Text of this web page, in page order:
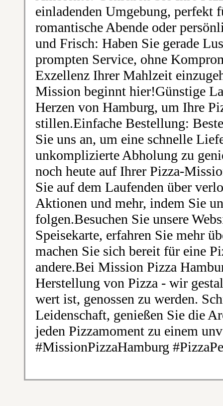
einladenden Umgebung, perfekt
romantische Abende oder
und Frisch: Haben Sie gerade
prompten Service, ohne
Exzellenz Ihrer Mahlzeit
Mission beginnt hier!Günstige
Herzen von Hamburg, um Ihre
stillen.Einfache Bestellung:
Sie uns an, um eine schnelle
unkomplizierte Abholung zu
noch heute auf Ihrer Pizza-
Sie auf dem Laufenden über
Aktionen und mehr, indem Sie
folgen.Besuchen Sie unsere
Speisekarte, erfahren Sie mehr
machen Sie sich bereit für eine
andere.Bei Mission Pizza
Herstellung von Pizza - wir
wert ist, genossen zu werden.
Leidenschaft, genießen Sie die
jeden Pizzamoment zu einem
#MissionPizzaHamburg